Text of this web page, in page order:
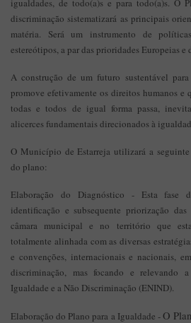
igualdades, de todo(a)s e para todo(a)s. O
discriminação sistematizará as principais
matéria. Será um instrumento de
estereótipos, a par das prioridades Europeias e
A construção de um futuro sustentável
promove efetivamente os direitos humanos e
todas e todos de igual forma passa,
alicerces fundamentais direcionados à
O Município de Estarreja utilizará a
do plano:
Elaboração do Diagnóstico - Esta fase
identificação e subsequente priorização das
câmara municipal e no território que esta
totalmente alinhada com as diversas
e convenções, internacionais e nacionais,
discriminação, mas focando e relevando
Igualdade e a Não Discriminação (ENIND).
Elaboração do Plano para a Igualdade -O